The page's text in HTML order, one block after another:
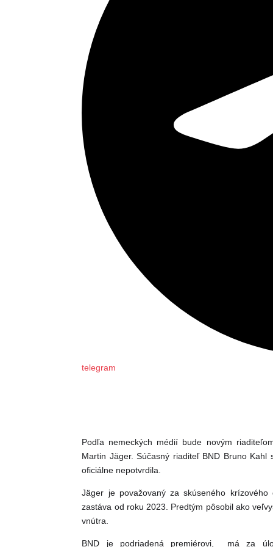
telegram
Podľa nemeckých médií bude novým
Martin Jäger. Súčasný riaditeľ BND Bruno
oficiálne nepotvrdila.
Jäger je považovaný za skúseného
zastáva od roku 2023. Predtým pôsobil ako
vnútra.
BND je podriadená premiérovi, má za